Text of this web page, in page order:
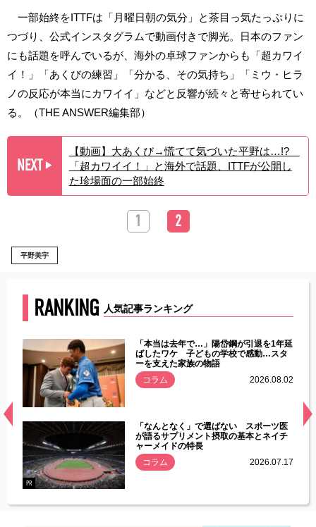
一部始終をITTFは「月曜日朝の気分」と茶目っ気たっぷりに
つづり、公式インスタグラムで動画付きで脚光。日本のファン
にも話題を呼んでいるが、海外の卓球ファンからも「超カワイ
イ！」「あくびの練習」「分かる、その気持ち」「ミウ・ヒラ
ノの反応が本当にカワイイ」などと反響が続々と寄せられてい
る。（THE ANSWER編集部）
NEXT ▶︎
【動画】大あくび→慌てて気づいた平野は…!?
「超カワイイ！」と海外で話題、ITTFが公開し
た珍場面の一部始終
1 2
平野美宇
RANKING 人気記事ランキング
常
「本当は去年で…」陽岱鋼が引退を1年延
ばしたワケ 子どもの学校で感動…スタ
ーを支えた家族の物語
コラム
2026.08.02
PR
「なんとなく」で選ばない スポーツ医
が語るサプリメント摂取の基本とネイチ
ャーメイドの特長
コラム
2026.07.17